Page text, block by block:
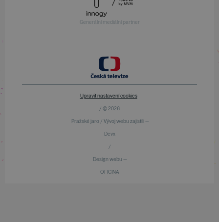
Generální mediální partner
Upravit nastavení cookies
/ © 2026
Pražské jaro / Vývoj webu zajistili —
Devx
/
Design webu —
OFICINA